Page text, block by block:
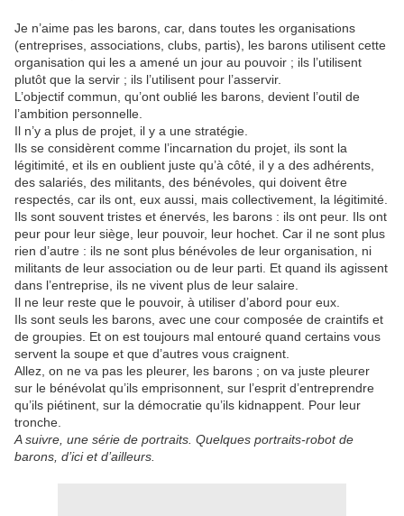
Je n’aime pas les barons, car, dans toutes les organisations
(entreprises, associations, clubs, partis), les barons utilisent cette
organisation qui les a amené un jour au pouvoir ; ils l’utilisent
plutôt que la servir ; ils l’utilisent pour l’asservir.
L’objectif commun, qu’ont oublié les barons, devient l’outil de
l’ambition personnelle.
Il n’y a plus de projet, il y a une stratégie.
Ils se considèrent comme l’incarnation du projet, ils sont la
légitimité, et ils en oublient juste qu’à côté, il y a des adhérents,
des salariés, des militants, des bénévoles, qui doivent être
respectés, car ils ont, eux aussi, mais collectivement, la légitimité.
Ils sont souvent tristes et énervés, les barons : ils ont peur. Ils ont
peur pour leur siège, leur pouvoir, leur hochet. Car il ne sont plus
rien d’autre : ils ne sont plus bénévoles de leur organisation, ni
militants de leur association ou de leur parti. Et quand ils agissent
dans l’entreprise, ils ne vivent plus de leur salaire.
Il ne leur reste que le pouvoir, à utiliser d’abord pour eux.
Ils sont seuls les barons, avec une cour composée de craintifs et
de groupies. Et on est toujours mal entouré quand certains vous
servent la soupe et que d’autres vous craignent.
Allez, on ne va pas les pleurer, les barons ; on va juste pleurer
sur le bénévolat qu’ils emprisonnent, sur l’esprit d’entreprendre
qu’ils piétinent, sur la démocratie qu’ils kidnappent. Pour leur
tronche.
A suivre, une série de portraits. Quelques portraits-robot de
barons, d’ici et d’ailleurs.